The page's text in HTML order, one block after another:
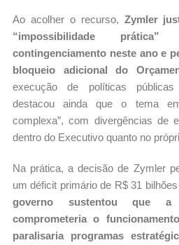
Ao acolher o recurso, Zymler
“impossibilidade
contingenciamento neste ano e
bloqueio adicional do
execução de políticas
destacou ainda que o tema
complexa”, com divergências de
dentro do Executivo quanto no
Na prática, a decisão de Zymler
um déficit primário de R$ 31
governo sustentou que
comprometeria o
paralisaria programas